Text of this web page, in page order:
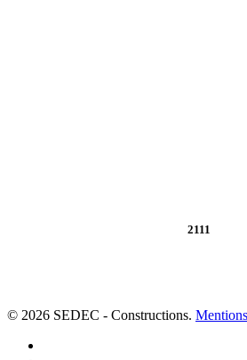
2111
© 2026 SEDEC - Constructions.